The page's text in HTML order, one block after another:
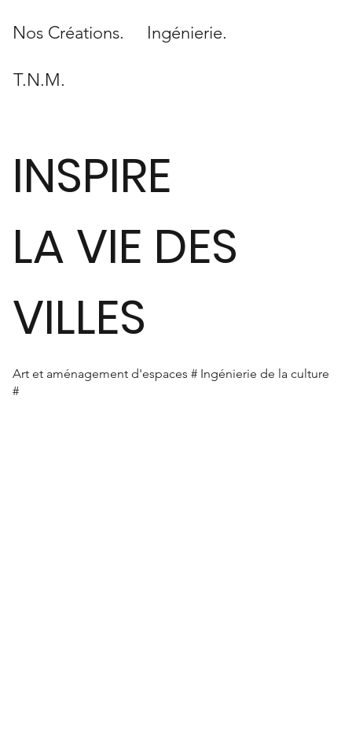
Nos Créations. Ingénierie.
T.N.M.
INSPIRE
LA VIE DES
VILLES
Art et aménagement d'espaces # Ingénierie de la culture
#